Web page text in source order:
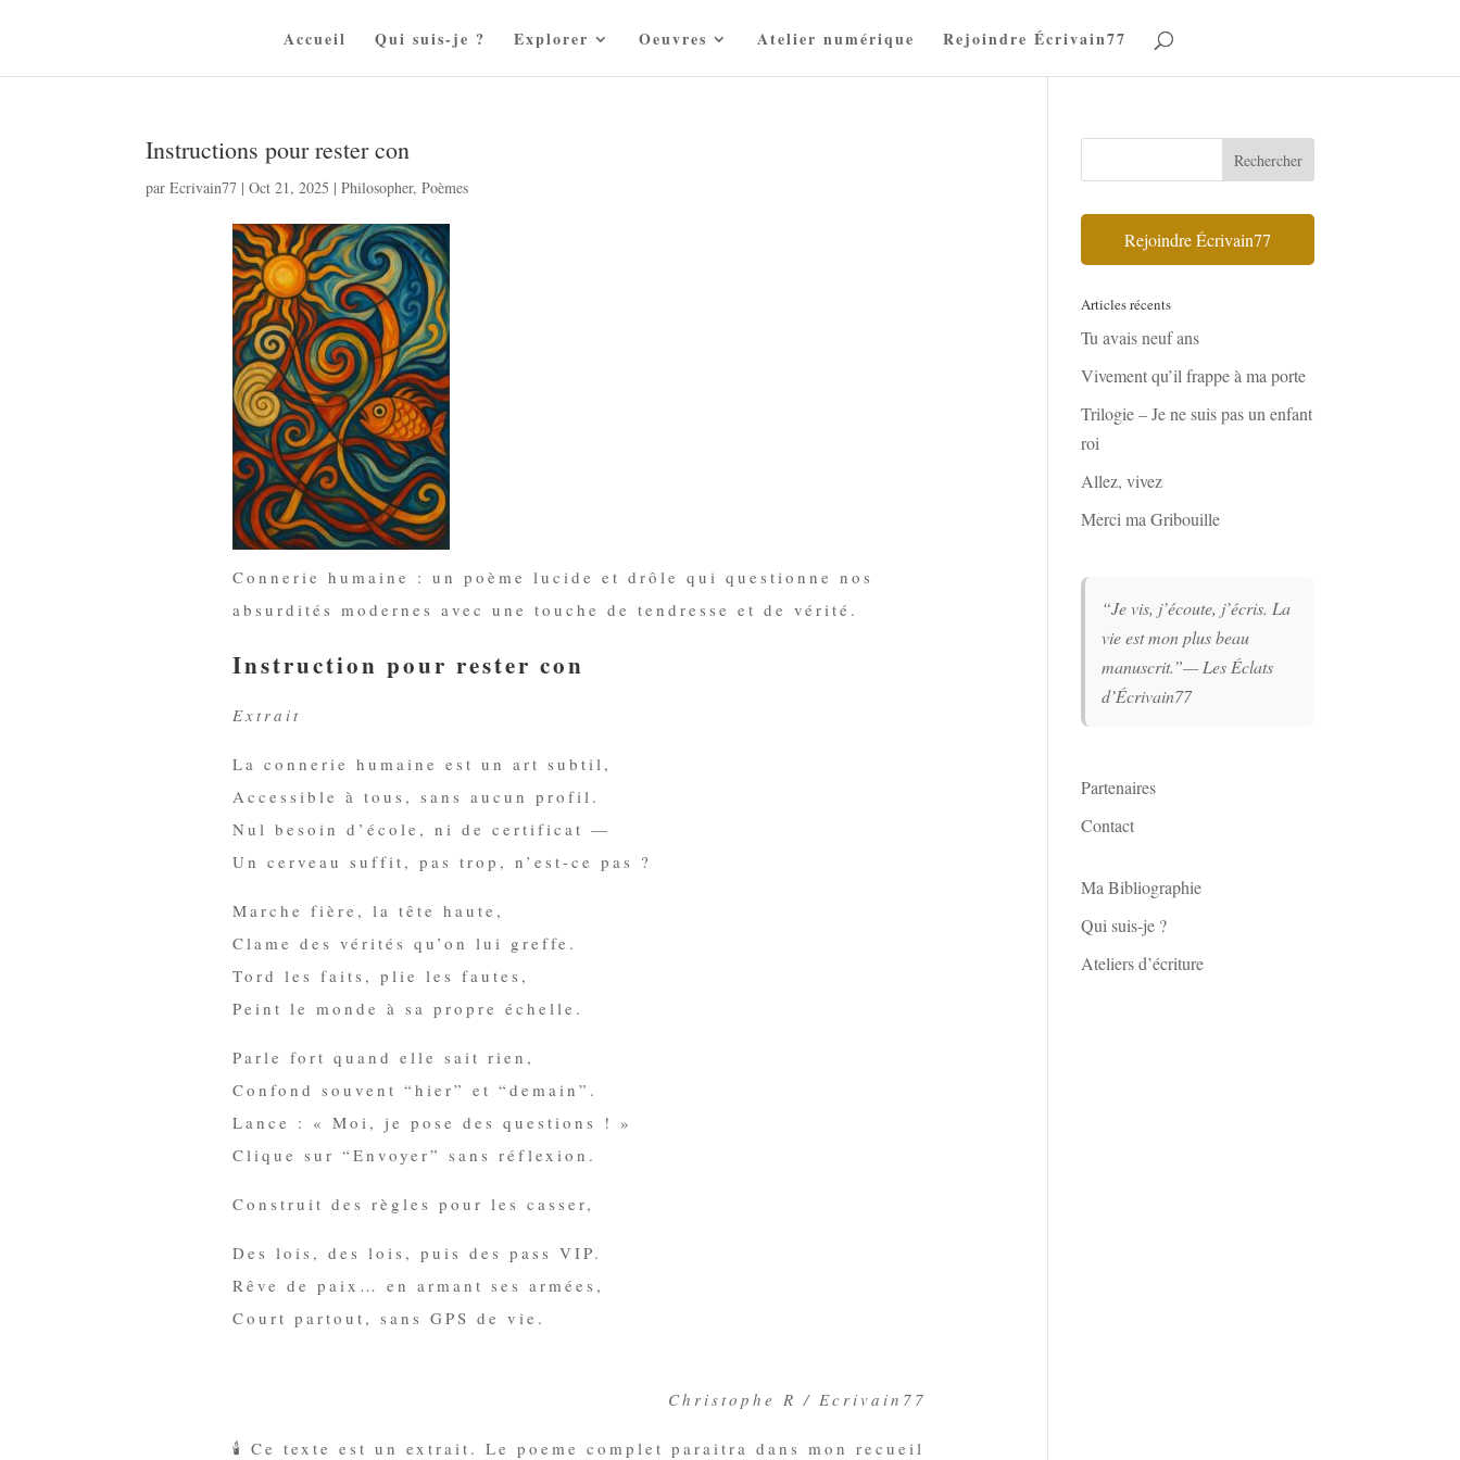
Accueil Qui suis-je ? Explorer Oeuvres Atelier numérique Rejoindre Écrivain77
Instructions pour rester con
parEcrivain77 |Oct 21, 2025 |Philosopher,Poèmes
Connerie humaine : un poème lucide et drôle qui questionne nos
absurdités modernes avec une touche de tendresse et de vérité.
Instruction pour rester con
Extrait
La connerie humaine est un art subtil,
Accessible à tous, sans aucun profil.
Nul besoin d’école, ni de certificat —
Un cerveau suffit, pas trop, n’est-ce pas ?
Marche fière, la tête haute,
Clame des vérités qu’on lui greffe.
Tord les faits, plie les fautes,
Peint le monde à sa propre échelle.
Parle fort quand elle sait rien,
Confond souvent “hier” et “demain”.
Lance : « Moi, je pose des questions ! »
Clique sur “Envoyer” sans réflexion.
Construit des règles pour les casser,
Des lois, des lois, puis des pass VIP.
Rêve de paix… en armant ses armées,
Court partout, sans GPS de vie.
Christophe R / Ecrivain77
🕯️ Ce texte est un extrait. Le poeme complet paraitra dans mon recueil
Rejoindre Écrivain77
Articles récents
Tu avais neuf ans
Vivement qu’il frappe à ma porte
Trilogie – Je ne suis pas un enfant
roi
Allez, vivez
Merci ma Gribouille
“Je vis, j’écoute, j’écris. La
vie est mon plus beau
manuscrit.”— Les Éclats
d’Écrivain77
Partenaires
Contact
Ma Bibliographie
Qui suis-je ?
Ateliers d’écriture